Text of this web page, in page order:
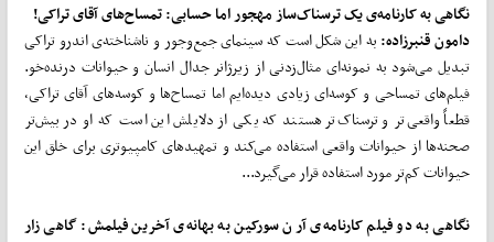
نگاهی به کارنامه‌ی یک ترسناک‌ساز مهجور اما حسابی: تمساح‌های آقای تراکی!
دامون قنبرزاده:به این شکل است که سینمای جمع‌وجور و ناشناخته‌ی اندرو تراکی
تبدیل می‌شود به نمونه‌ای مثال‌زدنی از زیرژانر جدال انسان و حیوانات درنده‌خو.
فیلم‌های تمساحی و کوسه‌ای زیادی دیده‌ایم اما تمساح‌ها و کوسه‌های آقای تراکی،
قطعاً واقعی‌تر و ترسناک‌تر هستند که یکی از دلایلش این است که او در بیش‌تر
صحنه‌ها از حیوانات واقعی استفاده می‌کند و تمهیدهای کامپیوتری برای خلق این
حیوانات کم‌تر مورد استفاده قرار می‌گیرد...
نگاهی به دو فیلم کارنامه‌ی آرن سورکین به بهانه‌ی آخرین فیلمش: گاهی زار